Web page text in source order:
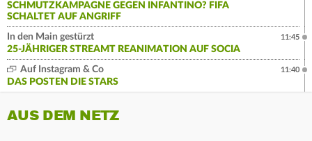
SCHMUTZKAMPAGNE GEGEN INFANTINO? FIFA
SCHALTET AUF ANGRIFF
In den Main gestürzt
25-JÄHRIGER STREAMT REANIMATION AUF SOCIA
11:45
Auf Instagram & Co
DAS POSTEN DIE STARS
11:40
AUS DEM NETZ